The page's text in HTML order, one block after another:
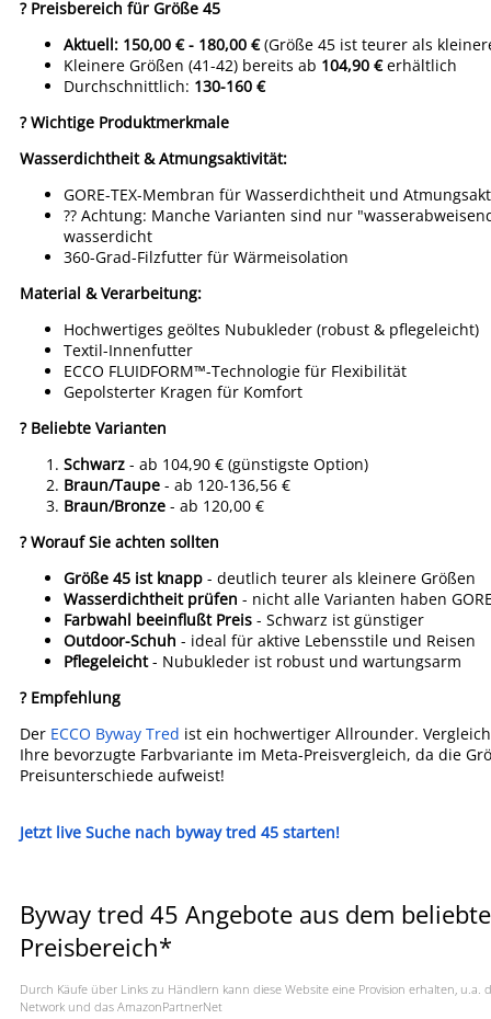
? Preisbereich für Größe 45
Aktuell: 150,00 € - 180,00 €(Größe 45 ist teurer als
Kleinere Größen (41-42) bereits ab 104,90 €erhältlich
Durchschnittlich: 130-160 €
? Wichtige Produktmerkmale
Wasserdichtheit & Atmungsaktivität:
GORE-TEX-Membran für Wasserdichtheit und
?? Achtung: Manche Varianten sind nur
wasserdicht
360-Grad-Filzfutter für Wärmeisolation
Material & Verarbeitung:
Hochwertiges geöltes Nubukleder (robust & pflegeleicht)
Textil-Innenfutter
ECCO FLUIDFORM™-Technologie für Flexibilität
Gepolsterter Kragen für Komfort
? Beliebte Varianten
Schwarz - ab 104,90 € (günstigste Option)
Braun/Taupe - ab 120-136,56 €
Braun/Bronze - ab 120,00 €
? Worauf Sie achten sollten
Größe 45 ist knapp - deutlich teurer als kleinere Größen
Wasserdichtheit prüfen - nicht alle Varianten haben
Farbwahl beeinflußt Preis - Schwarz ist günstiger
Outdoor-Schuh - ideal für aktive Lebensstile und Reisen
Pflegeleicht- Nubukleder ist robust und wartungsarm
? Empfehlung
Der ECCO Byway Tred ist ein hochwertiger Allrounder.
Ihre bevorzugte Farbvariante im Meta-Preisvergleich, da die
Preisunterschiede aufweist!
Jetzt live Suche nach byway tred 45 starten!
Byway tred 45 Angebote aus dem
Preisbereich*
Durch Käufe über Links zu Händlern kann diese Website eine Provision erhalten, u.a.
Network und das AmazonPartnerNet